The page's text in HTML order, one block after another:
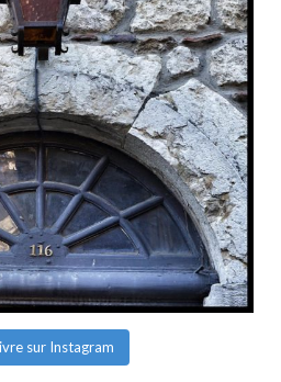
sur Instagram